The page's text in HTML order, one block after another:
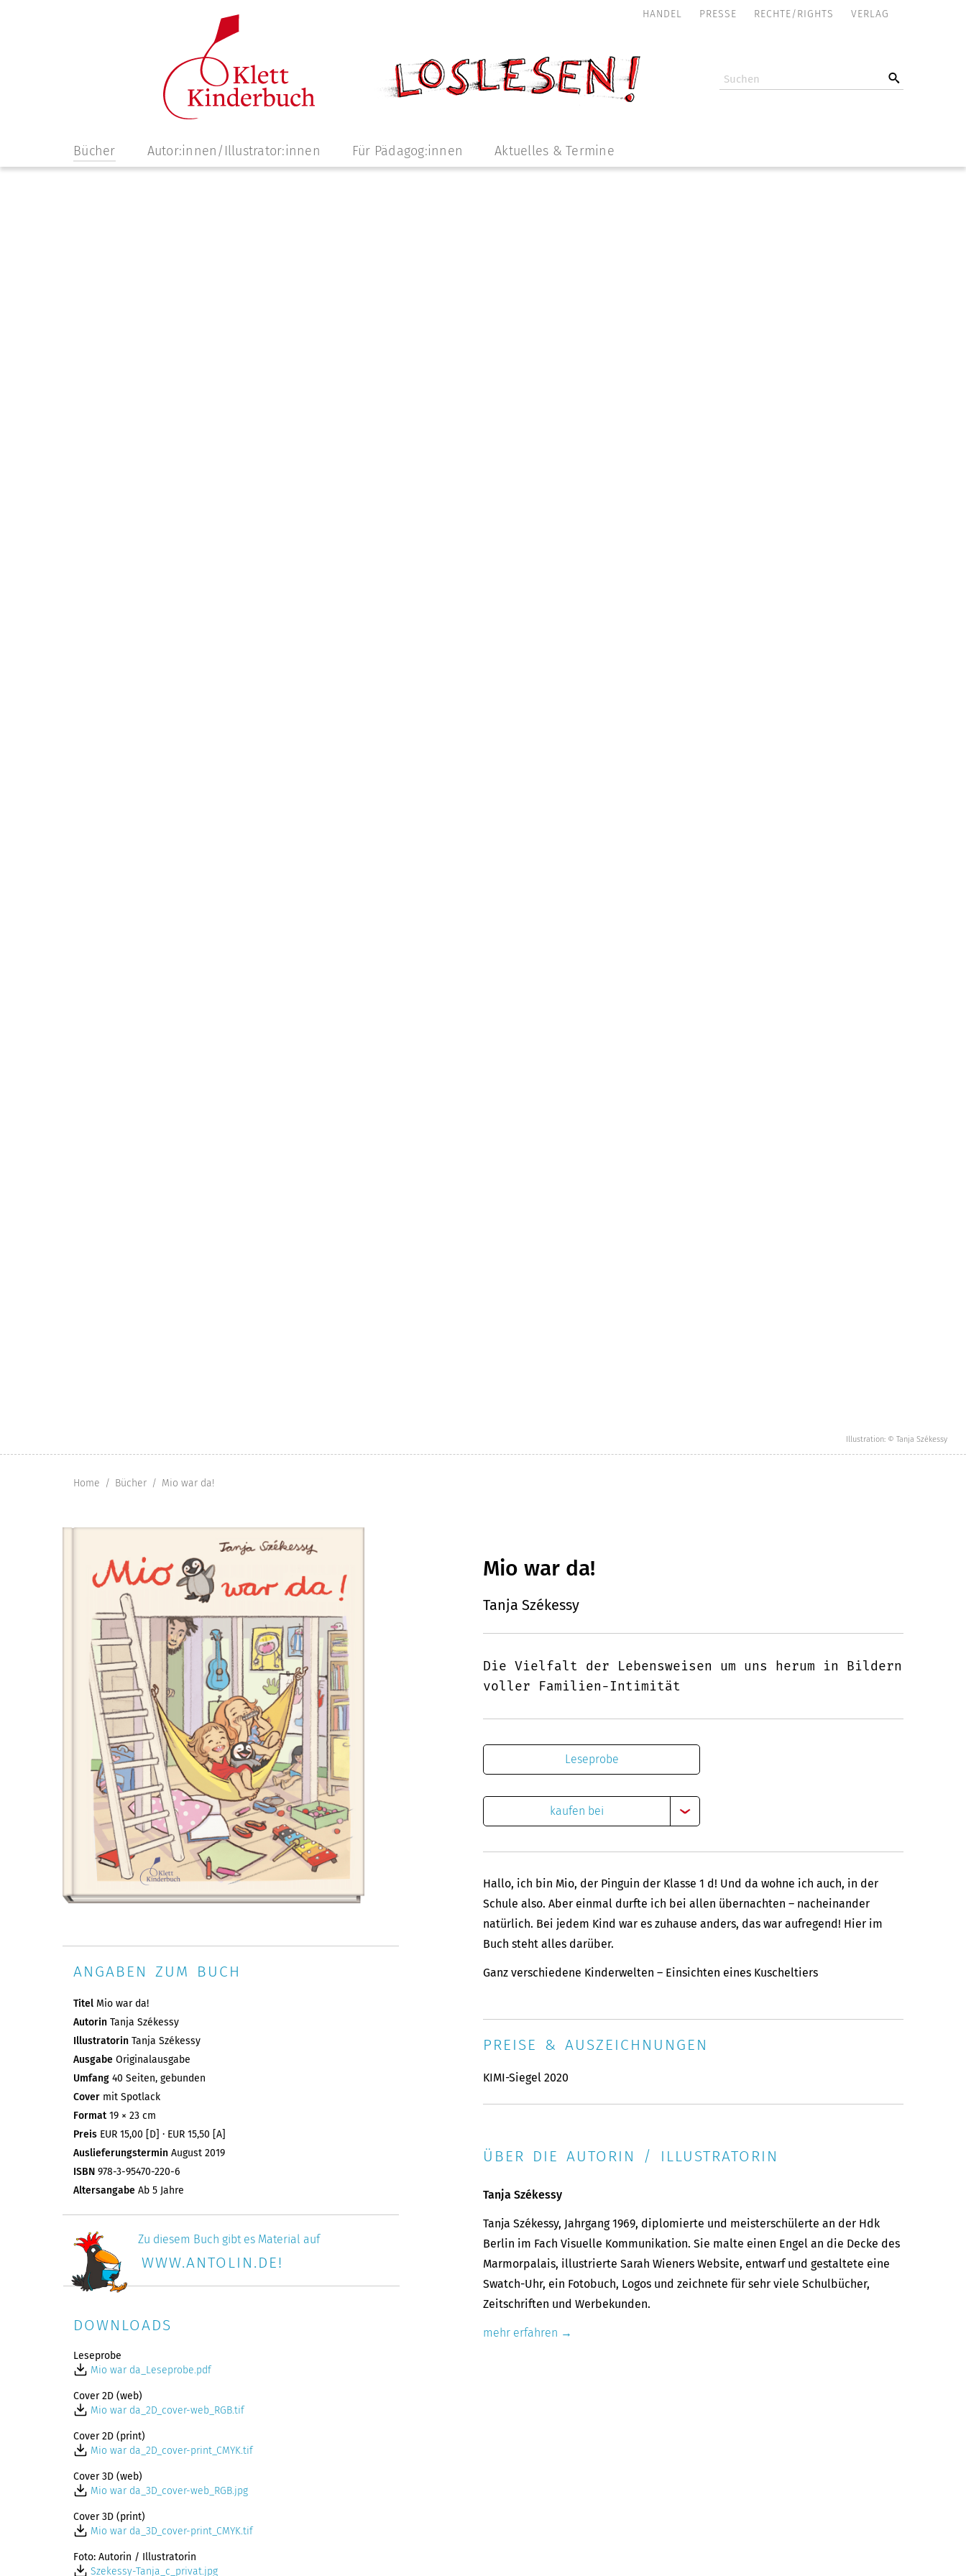
NAVIGATION
HANDEL PRESSE RECHTE/RIGHTS VERLAG
Navigation
überspringen
Bücher Autor:innen/Illustrator:innen Für Pädagog:innen Aktuelles & Termine
Illustration: © Tanja Székessy
Home Bücher Mio war da!
ANGABEN ZUM BUCH
Titel Mio war da!
Autorin Tanja Székessy
Illustratorin Tanja Székessy
Ausgabe Originalausgabe
Umfang 40 Seiten, gebunden
Cover mit Spotlack
Format19 × 23 cm
Preis EUR 15,00 [D] · EUR 15,50 [A]
Auslieferungstermin August 2019
ISBN 978-3-95470-220-6
Altersangabe Ab 5 Jahre
Zu diesem Buch gibt es Material auf
WWW.ANTOLIN.DE!
DOWNLOADS
Leseprobe
Mio war da_Leseprobe.pdf
Cover 2D (web)
Mio war da_2D_cover-web_RGB.tif
Cover 2D (print)
Mio war da_2D_cover-print_CMYK.tif
Cover 3D (web)
Mio war da_3D_cover-web_RGB.jpg
Cover 3D (print)
Mio war da_3D_cover-print_CMYK.tif
Foto: Autorin / Illustratorin
Szekessy-Tanja_c_privat.jpg
Mio war da!
Tanja Székessy
Die Vielfalt der Lebensweisen um uns herum in Bildern
voller Familien-Intimität
Leseprobe
kaufen bei
Hallo, ich bin Mio, der Pinguin der Klasse 1 d! Und da wohne ich auch, in der
Schule also. Aber einmal durfte ich bei allen übernachten – nacheinander
natürlich. Bei jedem Kind war es zuhause anders, das war aufregend! Hier im
Buch steht alles darüber.
Ganz verschiedene Kinderwelten – Einsichten eines Kuscheltiers
PREISE & AUSZEICHNUNGEN
KIMI-Siegel 2020
ÜBER DIE AUTORIN / ILLUSTRATORIN
Tanja Székessy
Tanja Székessy, Jahrgang 1969, diplomierte und meisterschülerte an der Hdk
Berlin im Fach Visuelle Kommunikation. Sie malte einen Engel an die Decke des
Marmorpalais, illustrierte Sarah Wieners Website, entwarf und gestaltete eine
Swatch-Uhr, ein Fotobuch, Logos und zeichnete für sehr viele Schulbücher,
Zeitschriften und Werbekunden.
mehr erfahren